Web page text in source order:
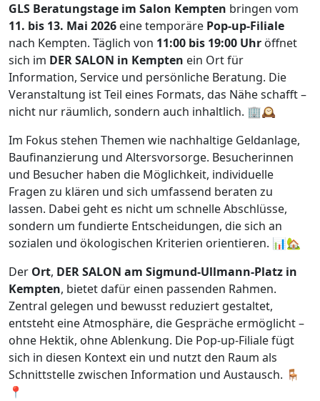
GLS Beratungstage im Salon Kempten bringen vom
11. bis 13. Mai 2026 eine temporäre Pop-up-Filiale
nach Kempten. Täglich von 11:00 bis 19:00 Uhr öffnet
sich im DER SALON in Kempten ein Ort für
Information, Service und persönliche Beratung. Die
Veranstaltung ist Teil eines Formats, das Nähe schafft –
nicht nur räumlich, sondern auch inhaltlich. 🏢🕰️
Im Fokus stehen Themen wie nachhaltige Geldanlage,
Baufinanzierung und Altersvorsorge. Besucherinnen
und Besucher haben die Möglichkeit, individuelle
Fragen zu klären und sich umfassend beraten zu
lassen. Dabei geht es nicht um schnelle Abschlüsse,
sondern um fundierte Entscheidungen, die sich an
sozialen und ökologischen Kriterien orientieren. 📊🏡
Der Ort, DER SALON am Sigmund-Ullmann-Platz in
Kempten, bietet dafür einen passenden Rahmen.
Zentral gelegen und bewusst reduziert gestaltet,
entsteht eine Atmosphäre, die Gespräche ermöglicht –
ohne Hektik, ohne Ablenkung. Die Pop-up-Filiale fügt
sich in diesen Kontext ein und nutzt den Raum als
Schnittstelle zwischen Information und Austausch. 🪑
📍